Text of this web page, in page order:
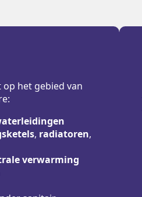
het gebied van
, radiatoren,
verwarming